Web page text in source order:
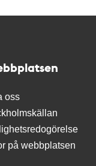
oss
på webbplatsen